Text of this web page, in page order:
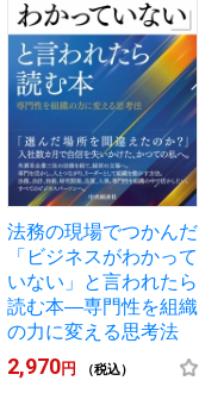
法務の現場でつかんだ
「ビジネスがわかって
いない」と言われたら
読む本―専門性を組織
の力に変える思考法
2,970円 （税込）